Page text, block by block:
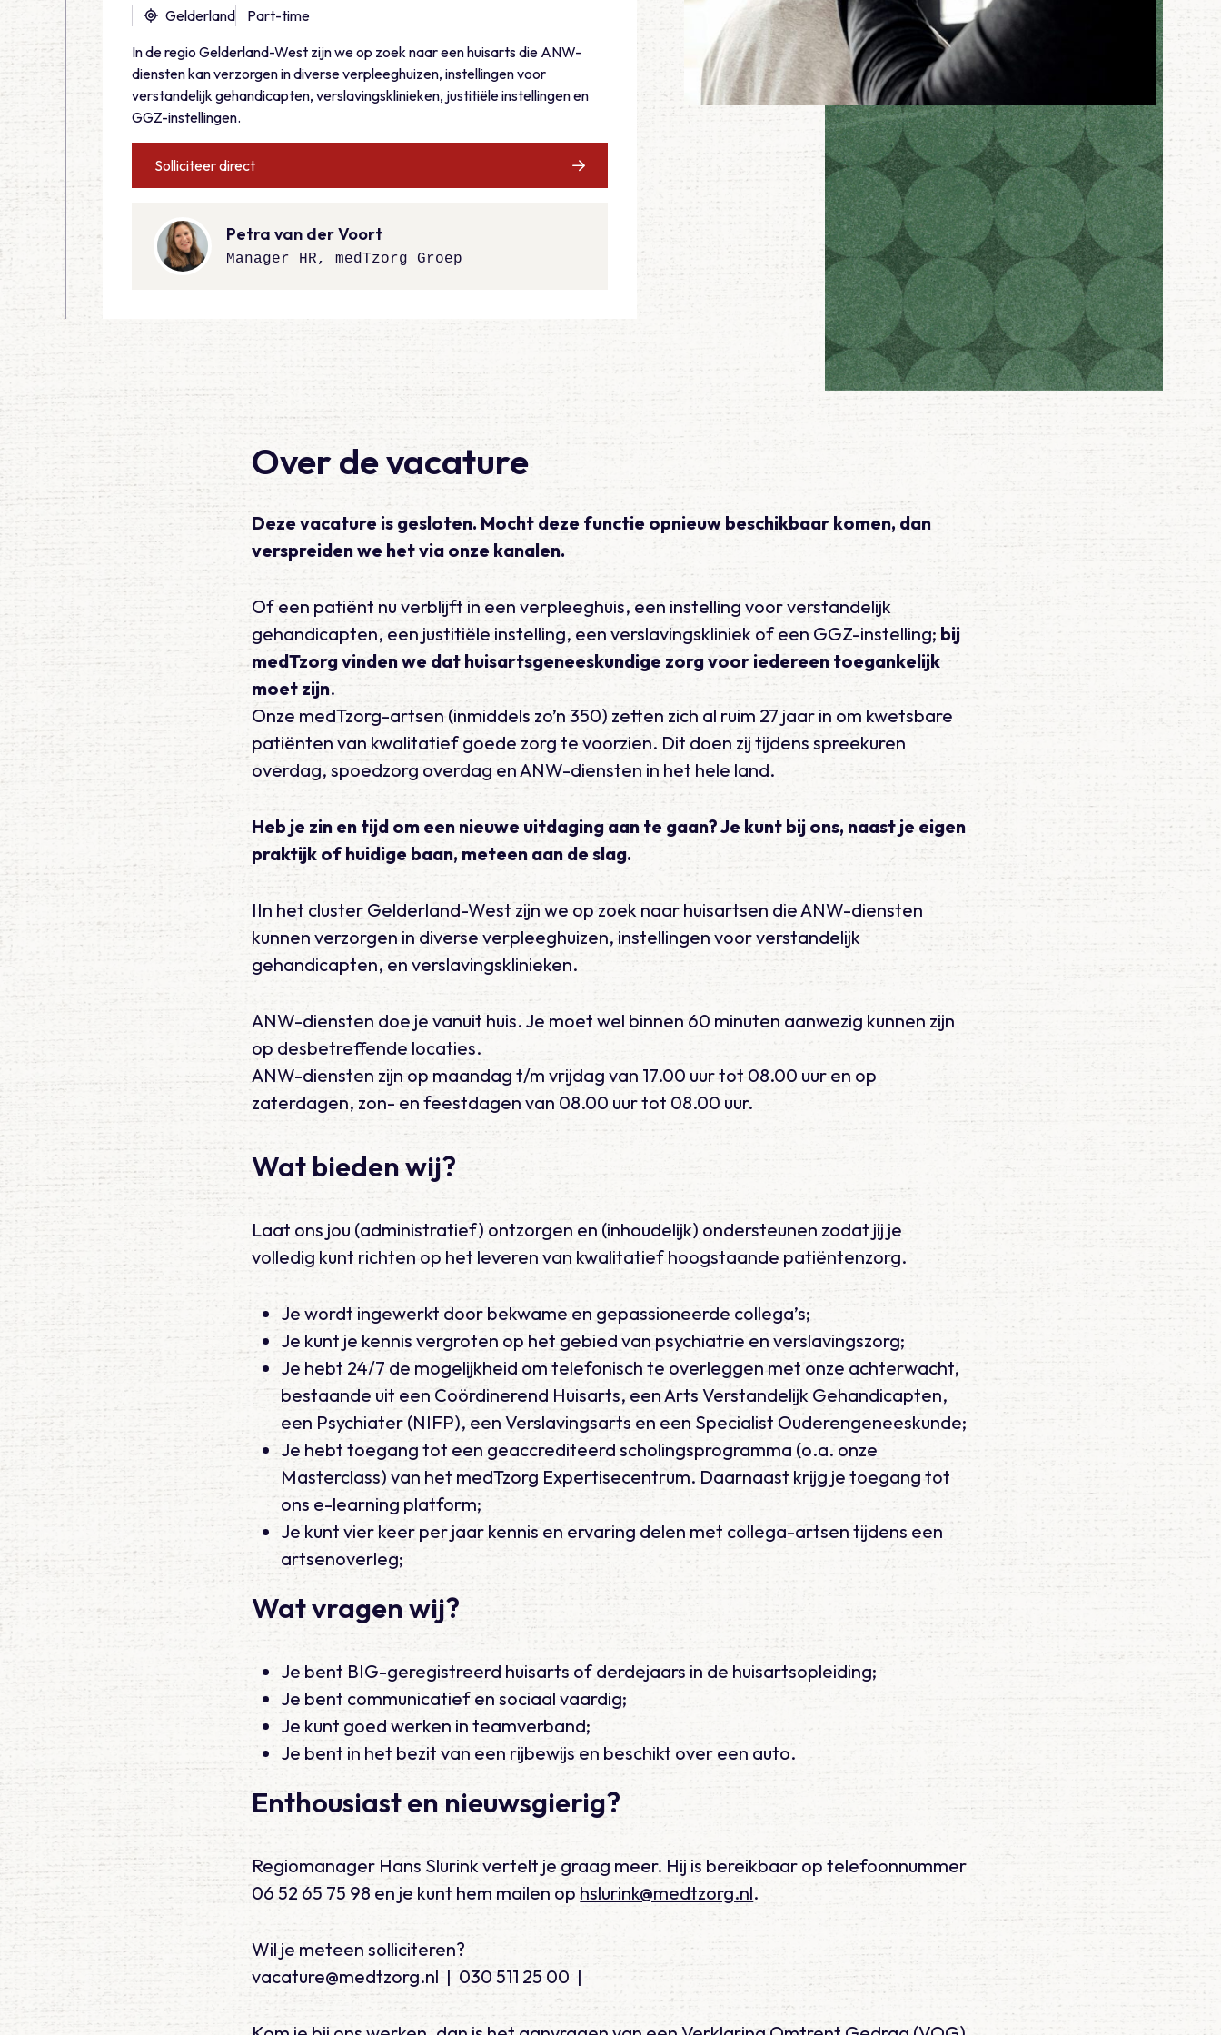
Gelderland
Part-time
In de regio Gelderland-West zijn we op zoek naar een huisarts die ANW-
diensten kan verzorgen in diverse verpleeghuizen, instellingen voor
verstandelijk gehandicapten, verslavingsklinieken, justitiële instellingen en
GGZ-instellingen.
Solliciteer direct
Petra van der Voort
Manager HR, medTzorg Groep
Over de vacature
Deze vacature is gesloten. Mocht deze functie opnieuw beschikbaar komen, dan
verspreiden we het via onze kanalen.
Of een patiënt nu verblijft in een verpleeghuis, een instelling voor verstandelijk
gehandicapten, een justitiële instelling, een verslavingskliniek of een GGZ-instelling; bij
medTzorg vinden we dat huisartsgeneeskundige zorg voor iedereen toegankelijk
moet zijn.
Onze medTzorg-artsen (inmiddels zo’n 350) zetten zich al ruim 27 jaar in om kwetsbare
patiënten van kwalitatief goede zorg te voorzien. Dit doen zij tijdens spreekuren
overdag, spoedzorg overdag en ANW-diensten in het hele land.
Heb je zin en tijd om een nieuwe uitdaging aan te gaan? Je kunt bij ons, naast je eigen
praktijk of huidige baan, meteen aan de slag.
IIn het cluster Gelderland-West zijn we op zoek naar huisartsen die ANW-diensten
kunnen verzorgen in diverse verpleeghuizen, instellingen voor verstandelijk
gehandicapten, en verslavingsklinieken.
ANW-diensten doe je vanuit huis. Je moet wel binnen 60 minuten aanwezig kunnen zijn
op desbetreffende locaties.
ANW-diensten zijn op maandag t/m vrijdag van 17.00 uur tot 08.00 uur en op
zaterdagen, zon- en feestdagen van 08.00 uur tot 08.00 uur.
Wat bieden wij?
Laat ons jou (administratief) ontzorgen en (inhoudelijk) ondersteunen zodat jij je
volledig kunt richten op het leveren van kwalitatief hoogstaande patiëntenzorg.
Je wordt ingewerkt door bekwame en gepassioneerde collega’s;
Je kunt je kennis vergroten op het gebied van psychiatrie en verslavingszorg;
Je hebt 24/7 de mogelijkheid om telefonisch te overleggen met onze achterwacht,
bestaande uit een Coördinerend Huisarts, een Arts Verstandelijk Gehandicapten,
een Psychiater (NIFP), een Verslavingsarts en een Specialist Ouderengeneeskunde;
Je hebt toegang tot een geaccrediteerd scholingsprogramma (o.a. onze
Masterclass) van het medTzorg Expertisecentrum. Daarnaast krijg je toegang tot
ons e-learning platform;
Je kunt vier keer per jaar kennis en ervaring delen met collega-artsen tijdens een
artsenoverleg;
Wat vragen wij?
Je bent BIG-geregistreerd huisarts of derdejaars in de huisartsopleiding;
Je bent communicatief en sociaal vaardig;
Je kunt goed werken in teamverband;
Je bent in het bezit van een rijbewijs en beschikt over een auto.
Enthousiast en nieuwsgierig?
Regiomanager Hans Slurink vertelt je graag meer. Hij is bereikbaar op telefoonnummer
06 52 65 75 98 en je kunt hem mailen op hslurink@medtzorg.nl.
Wil je meteen solliciteren?
vacature@medtzorg.nl | 030 511 25 00 |